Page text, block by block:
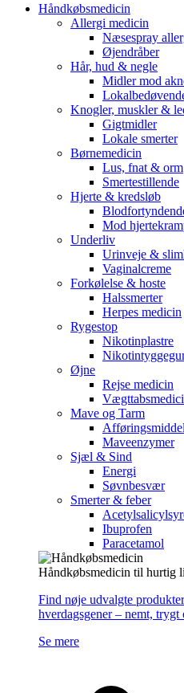
Håndkøbsmedicin
Allergi medicin
Næsespray
Øjendråber
Hår, hud & negle
Midler mod
Knogler, muskler &
Gigtmidler
Lokale smerter
Børnemedicin
Lus, fnat & orm
Smertestillende
Hjerte & kredsløb
Mod
Underliv
Urinveje &
Vaginalcreme
Forkølelse & hoste
Halssmerter
Herpes medicin
Rygestop
Nikotinplastre
Øjne
Rejse medicin
Mave og Tarm
Afføringsmiddel
Maveenzymer
Sjæl & Sind
Energi
Søvnbesvær
Smerter & feber
Ibuprofen
Paracetamol
Håndkøbsmedicin til hurtig
Find nøje udvalgte
hverdagsgener – nemt, trygt
Se mere